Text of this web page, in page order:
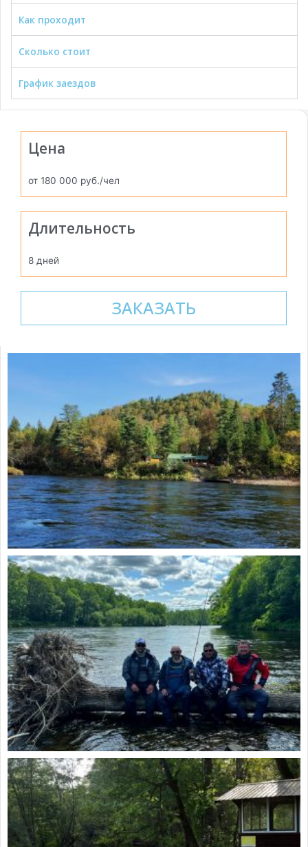
Как проходит
Сколько стоит
График заездов
Цена
от 180 000 руб./чел
Длительность
8 дней
ЗАКАЗАТЬ